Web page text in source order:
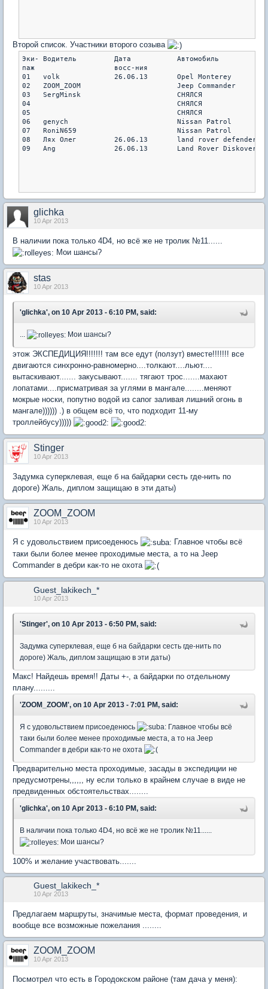
Второй список. Участники второго созыва
Эки- Водитель         Дата           Автомобиль
паж                   восс-ния
01   volk             26.06.13       Opel Monterey
02   ZOOM_ZOOM                       Jeep
03   SergMinsk                       СНЯЛСЯ
04                                   СНЯЛСЯ
05                                   СНЯЛСЯ
06   genych                          Nissan Patrol
07   RoniN659                        Nissan Patrol
08   Лях Олег         26.06.13       land rover
09   Ang              26.06.13       Land Rover
glichka
10 Apr 2013
В наличии пока только 4D4, но всё же не тролик №11......
Мои шансы?
stas
10 Apr 2013
'glichka', on 10 Apr 2013 - 6:10 PM, said:
... Мои шансы?
этож ЭКСПЕДИЦИЯ!!!!!!! там все едут (ползут) вместе!!!!!!! все
двигаются синхронно-равномерно....толкают....льют....
вытаскивают....... закусывают....... тягают трос.......махают
лопатами....присматривая за углями в мангале........меняют
мокрые носки, попутно водой из сапог заливая лишний огонь в
мангале)))))) .) в общем всё то, что подходит 11-му
троллейбусу)))))
Stinger
10 Apr 2013
Задумка суперклевая, еще б на байдарки сесть где-нить по
дороге) Жаль, диплом защищаю в эти даты)
ZOOM_ZOOM
10 Apr 2013
Я с удовольствием присоеденюсь
Главное чтобы всё
таки были более менее проходимые места, а то на Jeep
Commander в дебри как-то не охота
Guest_lakikech_*
10 Apr 2013
'Stinger', on 10 Apr 2013 - 6:50 PM, said:
Задумка суперклевая, еще б на байдарки сесть где-нить по
дороге) Жаль, диплом защищаю в эти даты)
Макс! Найдешь время!! Даты +-, а байдарки по отдельному
плану.........
'ZOOM_ZOOM', on 10 Apr 2013 - 7:01 PM, said:
Я с удовольствием присоеденюсь
Главное чтобы всё
таки были более менее проходимые места, а то на Jeep
Commander в дебри как-то не охота
Предварительно места проходимые, засады в экспедиции не
предусмотрены,,,,,, ну если только в крайнем случае в виде не
предвиденных обстоятельствах........
'glichka', on 10 Apr 2013 - 6:10 PM, said:
В наличии пока только 4D4, но всё же не тролик №11......
Мои шансы?
100% и желание участвовать.......
Guest_lakikech_*
10 Apr 2013
Предлагаем маршруты, значимые места, формат проведения, и
вообще все возможные пожелания ........
ZOOM_ZOOM
10 Apr 2013
Посмотрел что есть в Городокском районе (там дача у меня):